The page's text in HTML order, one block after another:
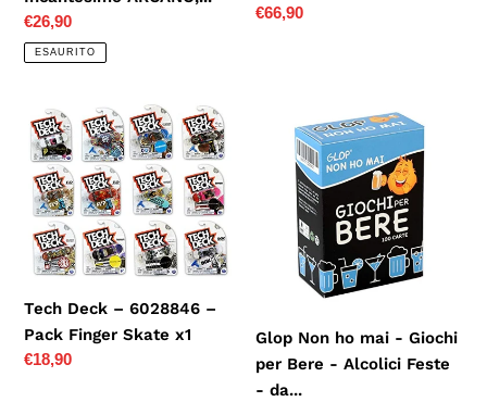
Prezzo
di
listino
€26,90
ESAURITO
Plus...
Prezzo
€66,90
Tech
Deck
–
6028846
Pack
Finger
x1
Tech Deck – 6028846 –
Pack Finger Skate x1
Prezzo
€18,90
Giochi
Alcolici
Feste
Glop Non ho mai - Giochi
per Bere - Alcolici Feste
- da...